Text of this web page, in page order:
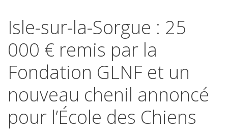
Isle-sur-la-Sorgue : 25
000 € remis par la
Fondation GLNF et un
nouveau chenil annoncé
pour l’École des Chiens